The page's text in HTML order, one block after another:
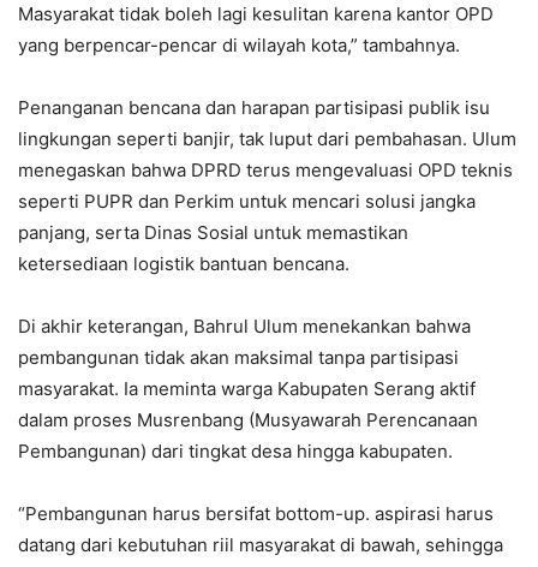
Masyarakat tidak boleh lagi kesulitan karena kantor OPD
yang berpencar-pencar di wilayah kota,” tambahnya.
Penanganan bencana dan harapan partisipasi publik isu
lingkungan seperti banjir, tak luput dari pembahasan. Ulum
menegaskan bahwa DPRD terus mengevaluasi OPD teknis
seperti PUPR dan Perkim untuk mencari solusi jangka
panjang, serta Dinas Sosial untuk memastikan
ketersediaan logistik bantuan bencana.
Di akhir keterangan, Bahrul Ulum menekankan bahwa
pembangunan tidak akan maksimal tanpa partisipasi
masyarakat. Ia meminta warga Kabupaten Serang aktif
dalam proses Musrenbang (Musyawarah Perencanaan
Pembangunan) dari tingkat desa hingga kabupaten.
“Pembangunan harus bersifat bottom-up. aspirasi harus
datang dari kebutuhan riil masyarakat di bawah, sehingga